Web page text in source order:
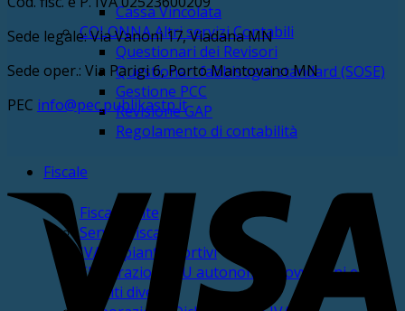
Cassa Vincolata
COLONNA Altri servizi Contabili
Questionari dei Revisori
Questionari fabbisogni standard (SOSE)
Gestione PCC
Revisione GAP
Regolamento di contabilità
Fiscale
FiscalmEnte
Service fiscale
IVA Impianti sportivi
Elaborazione CU autonomi, provvigioni e
redditi diversi
Sede legale: Via Vanoni 17, Viadana MN
Sede oper.: Via Parigi 6, Porto Mantovano MN
PEC info@pec.publikastp.it